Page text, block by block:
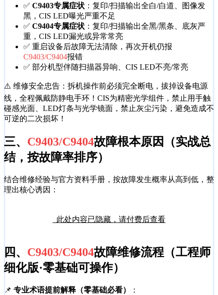
✅ C9403专属症状 ：复印/扫描输出全白/白道、图像发
黑，CIS LED曝光严重不足
✅ C9404专属症状 ：复印/扫描输出全黑/黑条、底灰严
重，CIS LED漏光或异常常亮
✅ 重启设备后故障无法清除，再次开机仍报
C9403/C9404报错
✅ 部分机型伴随扫描器异响、CIS LED不亮/常亮
⚠️ 维修安全忠告：拆机操作前必须完全断电，拔掉设备电源
线，全程佩戴防静电手环！CIS为精密光学组件，禁止用手触
碰感光面、LED灯条与光学镜面，禁止灰尘污染，避免造成不
可逆的二次损坏！
三、 C9403/C9404故障根本原因（实战总
结，按故障率排序）
结合维修经验与官方资料手册，按故障发生概率从高到低，整
理出核心诱因：
此处内容已隐藏，请付费后查看
四、 C9403/C9404故障维修流程（工程师
细化版·零基础可操作）
📌 专业术语提前解释（零基础必看）
：